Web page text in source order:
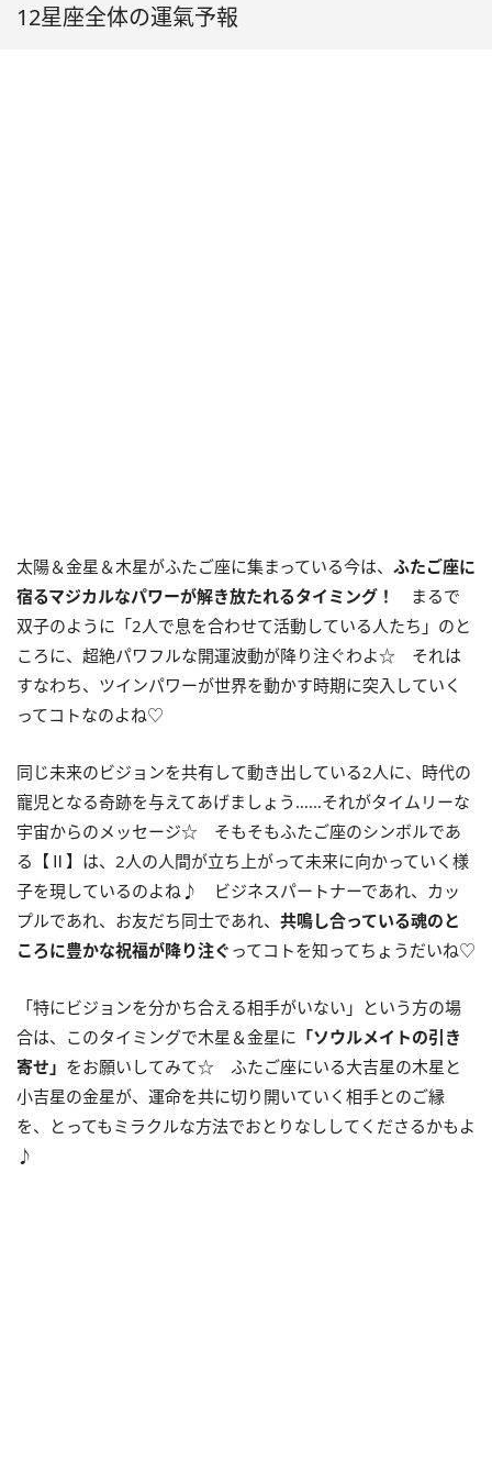
12星座全体の運氣予報
太陽＆金星＆木星がふたご座に集まっている今は、 ふたご座に
宿るマジカルなパワーが解き放たれるタイミング！
まるで
双子のように「2人で息を合わせて活動している人たち」のと
ころに、超絶パワフルな開運波動が降り注ぐわよ☆ それは
すなわち、ツインパワーが世界を動かす時期に突入していく
ってコトなのよね♡
同じ未来のビジョンを共有して動き出している2人に、時代の
寵児となる奇跡を与えてあげましょう……それがタイムリーな
宇宙からのメッセージ☆ そもそもふたご座のシンボルであ
る【Ⅱ】は、2人の人間が立ち上がって未来に向かっていく様
子を現しているのよね♪ ビジネスパートナーであれ、カッ
プルであれ、お友だち同士であれ、 共鳴し合っている魂のと
ころに豊かな祝福が降り注ぐ ってコトを知ってちょうだいね♡
「特にビジョンを分かち合える相手がいない」という方の場
合は、このタイミングで木星＆金星に 「ソウルメイトの引き
寄せ」 をお願いしてみて☆ ふたご座にいる大吉星の木星と
小吉星の金星が、運命を共に切り開いていく相手とのご縁
を、とってもミラクルな方法でおとりなししてくださるかもよ
♪